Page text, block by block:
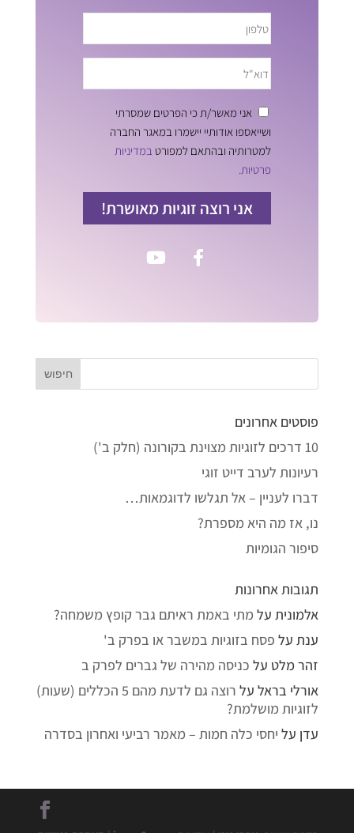
אני מאשר/ת כי הפרטים שמסרתי
ושייאספו אודותיי יישמרו במאגר החברה
למטרותיה ובהתאם למפורט במדיניות
פרטיות.
אני רוצה זוגיות מאושרת!
פוסטים אחרונים
10 דרכים לזוגיות מצוינת בקורונה (חלק ב')
רעיונות לערב דייט זוגי
דברו לעניין – אל תגלשו לדוגמאות…
נו, אז מה היא מספרת?
סיפור הגומיות
תגובות אחרונות
אלמוניתעל מתי באמת ראיתם גבר קופץ משמחה?
ענתעל פסח בזוגיות במשבר או בפרק ב'
זהר מלט על כניסה מהירה של גברים לפרק ב
אורלי בראלעל
רוצה גם לדעת מהם 5 הכללים (שעות)
לזוגיות מושלמת?
עדן על יחסי כלה חמות – מאמר רביעי ואחרון בסדרה